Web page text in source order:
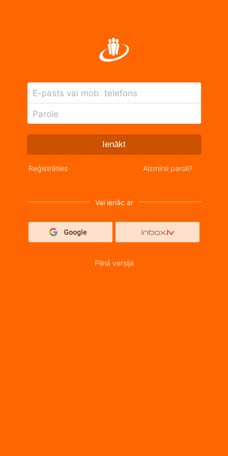
E-pasts vai mob. telefons
Parole
Ienākt
Reģistrēties Aizmirsi paroli?
Vai ienāc ar
Pilnā versija